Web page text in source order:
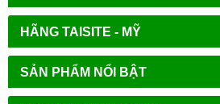
HÃNG TAISITE - MỸ
SẢN PHẨM NỔI BẬT